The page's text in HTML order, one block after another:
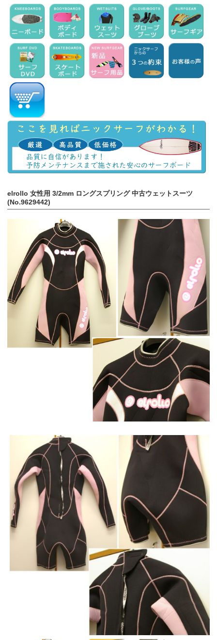
elrollo 女性用 3/2mm ロングスプリング 中古ウェットスーツ
(No.9629442)